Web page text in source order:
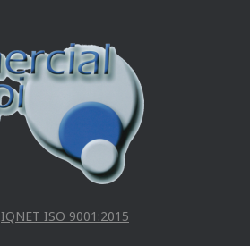
IQNET ISO 9001:2015